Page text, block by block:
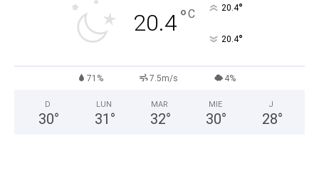
20.4°C 20.4°
20.4°
71% 7.5m/s 4%
D
30°
LUN
31 °
MAR
32°
MIE
30°
J
28°